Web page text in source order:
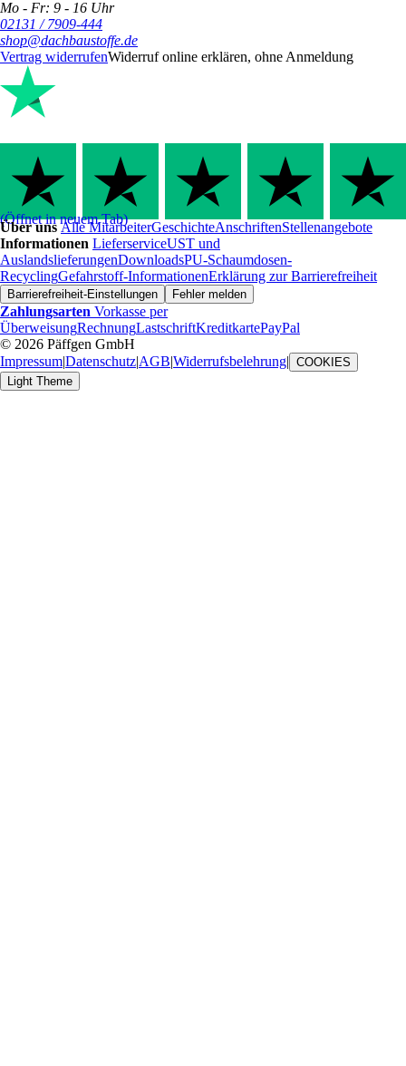
Mo - Fr: 9 - 16 Uhr
02131 / 7909-444
shop@dachbaustoffe.de
Vertrag widerrufenWiderruf online erklären, ohne Anmeldung
(Öffnet in neuem Tab)
Über unsAlle MitarbeiterGeschichteAnschriftenStellenangebote
Informationen LieferserviceUST und
AuslandslieferungenDownloadsPU-Schaumdosen-
RecyclingGefahrstoff-InformationenErklärung zur Barrierefreiheit
Barrierefreiheit-Einstellungen Fehler melden
Zahlungsarten Vorkasse per
ÜberweisungRechnungLastschriftKreditkartePayPal
© 2026 Päffgen GmbH
Impressum|Datenschutz|AGB|Widerrufsbelehrung| COOKIES
Light Theme